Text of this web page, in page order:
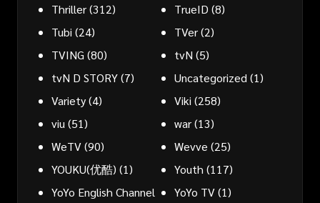
Thriller(312) TrueID (8)
Tubi (24) TVer(2)
TVING (80) tvN (5)
tvN D STORY(7) Uncategorized(1)
Variety(4) Viki (258)
viu(51) war(13)
WeTV(90) Wevve (25)
YOUKU(优酷) (1) Youth (117)
YoYo English Channel
YoYo TV(1)